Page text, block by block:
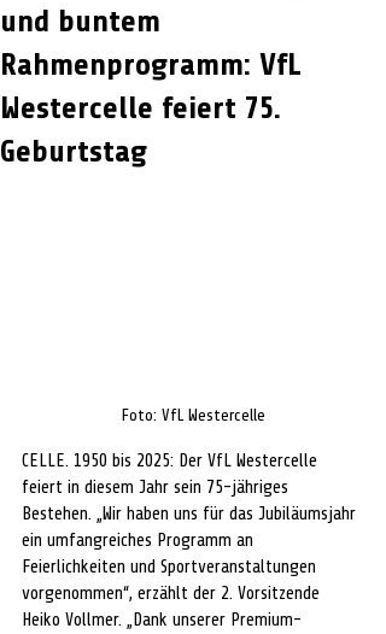
und buntem
Rahmenprogramm: VfL
Westercelle feiert 75.
Geburtstag
Foto: VfL Westercelle
CELLE. 1950 bis 2025: Der VfL Westercelle
feiert in diesem Jahr sein 75-jähriges
Bestehen. „Wir haben uns für das Jubiläumsjahr
ein umfangreiches Programm an
Feierlichkeiten und Sportveranstaltungen
vorgenommen“, erzählt der 2. Vorsitzende
Heiko Vollmer. „Dank unserer Premium-